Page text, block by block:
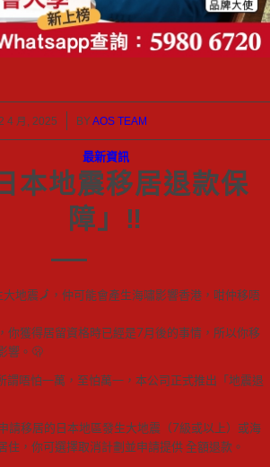
4 月, 2025
/ BYAOS TEAM
最新資訊
本地震移居退款保
障」‼️
地震🗾，仲可能會產生海嘯影響香港，咁仲移唔
你獲得居留資格時已經是7月後的事情，所以你移
響。🫢
唔怕一萬，至怕萬一，本公司正式推出「地震退
請移居的日本地區發生大地震（7級或以上）或海
住，你可選擇取消計劃並申請提供 全額退款。